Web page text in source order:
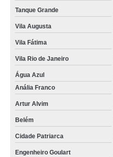
Tanque Grande
Vila Augusta
Vila Fátima
Vila Rio de Janeiro
Água Azul
Anália Franco
Artur Alvim
Belém
Cidade Patriarca
Engenheiro Goulart